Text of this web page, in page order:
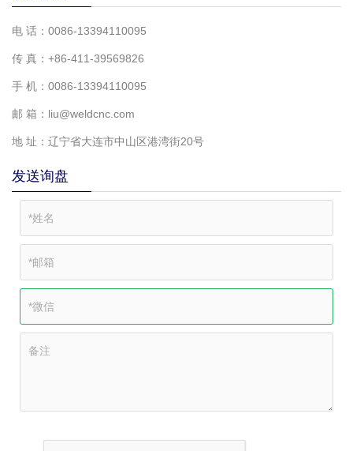
电 话：0086-13394110095
传 真：+86-411-39569826
手 机：0086-13394110095
邮 箱：liu@weldcnc.com
地 址：辽宁省大连市中山区港湾街20号
发送询盘